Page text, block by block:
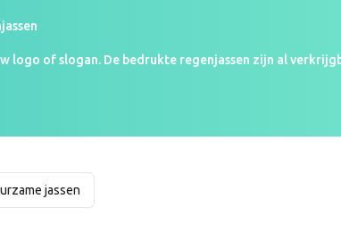
logo of slogan. De bedrukte regenjassen zijn al
je collega’s met een persoonlijk en praktisch geschenk.
jassen